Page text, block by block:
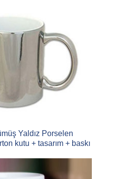
Yaldız Porselen
kutu + tasarım + baskı